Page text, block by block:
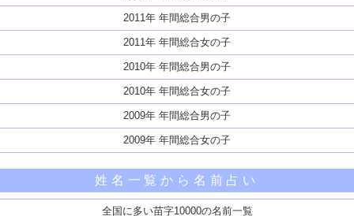
2011年 年間総合男の子
2011年 年間総合女の子
2010年 年間総合男の子
2010年 年間総合女の子
2009年 年間総合男の子
2009年 年間総合女の子
姓名一覧から名前占い
全国に多い苗字10000の名前一覧